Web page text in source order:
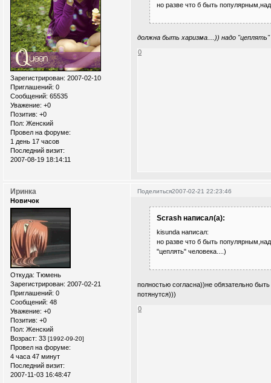
Зарегистрирован: 2007-02-10
Приглашений: 0
Сообщений: 65535
Уважение: +0
Позитив: +0
Пол: Женский
Провел на форуме:
1 день 17 часов
Последний визит:
2007-08-19 18:14:11
но разве что б быть
должна быть харизма....)) надо "цеплять"
0
Поделиться2007-02-21 22:23:46
Иринка
Новичок
Откуда: Тюмень
Зарегистрирован: 2007-02-21
Приглашений: 0
Сообщений: 48
Уважение: +0
Позитив: +0
Пол: Женский
Возраст: 33 [1992-09-20]
Провел на форуме:
4 часа 47 минут
Последний визит:
2007-11-03 16:48:47
Scrash написал(а):
kisunda написал:
но разве что б быть
"цеплять" человека....)
полностью согласна))не обязательно
потянутся)))
0